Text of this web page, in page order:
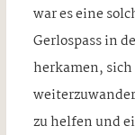
war es eine
Gerlospass in
herkamen,
zu helfen und